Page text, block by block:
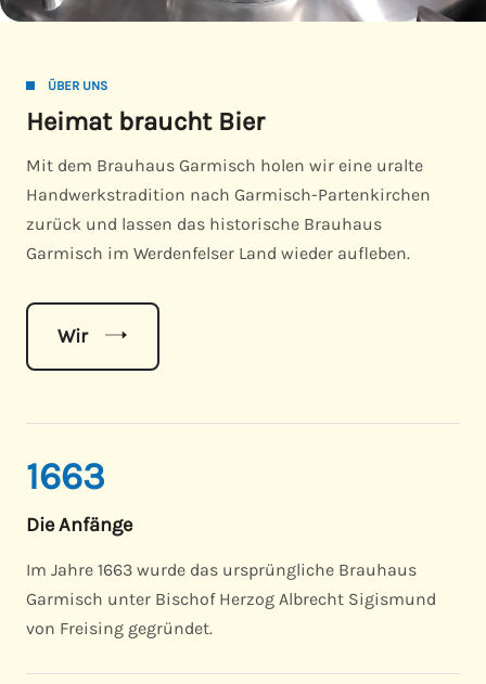
ÜBER UNS
Heimat braucht Bier
Mit dem Brauhaus Garmisch holen wir eine uralte
Handwerkstradition nach Garmisch-Partenkirchen
zurück und lassen das historische Brauhaus
Garmisch im Werdenfelser Land wieder aufleben.
Wir
1663
Die Anfänge
Im Jahre 1663 wurde das ursprüngliche Brauhaus
Garmisch unter Bischof Herzog Albrecht Sigismund
von Freising gegründet.